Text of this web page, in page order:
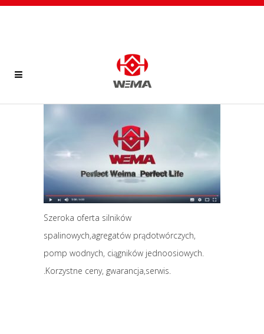
Szeroka oferta silników
spalinowych,agregatów prądotwórczych,
pomp wodnych, ciągników jednoosiowych.
.Korzystne ceny, gwarancja,serwis.